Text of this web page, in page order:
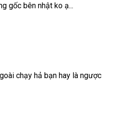
gốc bên nhật ko ạ...
chạy hả bạn hay là ngược